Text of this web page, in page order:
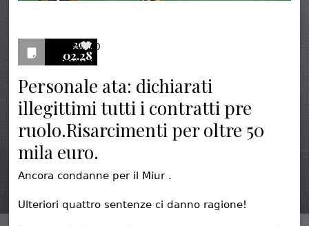
2017
02.28
0
Personale ata: dichiarati
illegittimi tutti i contratti pre
ruolo.Risarcimenti per oltre 50
mila euro.
Ancora condanne per il Miur .
Ulteriori quattro sentenze ci danno ragione!